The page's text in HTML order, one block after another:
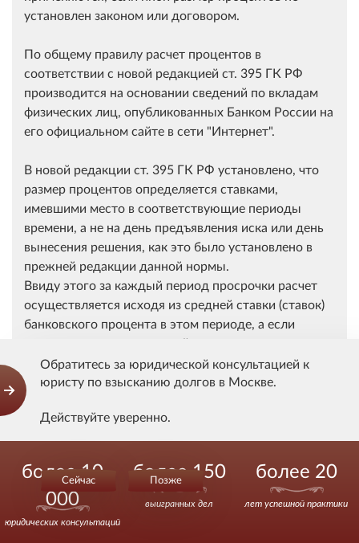
установлен законом или договором.
По общему правилу расчет процентов в
соответствии с новой редакцией ст. 395 ГК РФ
производится на основании сведений по вкладам
физических лиц, опубликованных Банком России на
его официальном сайте в сети "Интернет".
В новой редакции ст. 395 ГК РФ установлено, что
размер процентов определяется ставками,
имевшими место в соответствующие периоды
времени, а не на день предъявления иска или день
вынесения решения, как это было установлено в
прежней редакции данной нормы.
Ввиду этого за каждый период просрочки расчет
осуществляется исходя из средней ставки (ставок)
банковского процента в этом периоде, а если
ставка за соответствующий период не
опубликована - исходя из самой поздней из
опубликованных ставок.
Расчет процентов осуществляется по ставке,
сложившейся в федеральном округе, в котором
кредитора.
Если кредитором является лицо, место жительства
(нахождения) которого находится за пределами
Обратитесь за юридической консультацией к
юристу по взысканию долгов в Москве.
Действуйте уверенно.
Сейчас Позже
более 10
000
юридических консультаций
более 150
выигранных дел
более 20
лет успешной практики